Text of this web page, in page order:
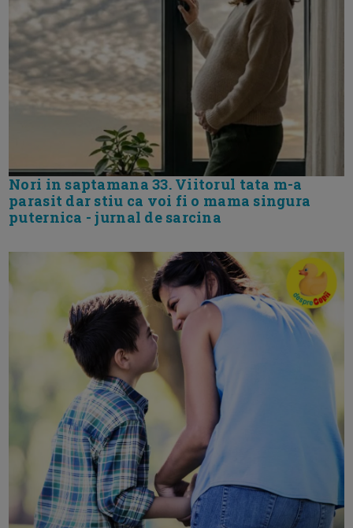
Nori in saptamana 33. Viitorul tata m-a
parasit dar stiu ca voi fi o mama singura
puternica - jurnal de sarcina